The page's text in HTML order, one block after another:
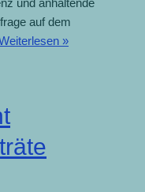
auf dem
»